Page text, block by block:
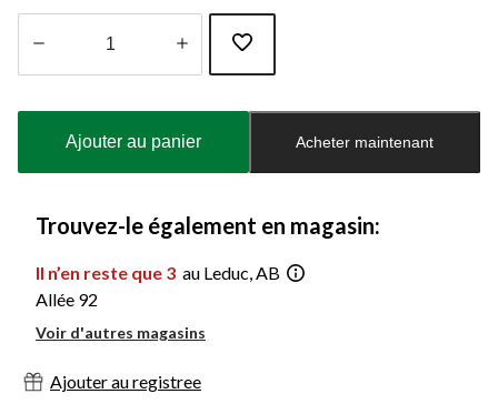
à
Ajouter au panier Acheter maintenant
Trouvez-le également en magasin:
Il n’en reste que 3 au Leduc, AB
Allée 92
Voir d'autres magasins
Ajouter au registree